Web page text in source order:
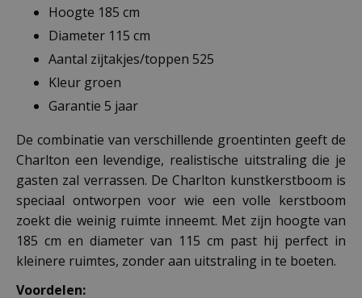
Hoogte 185 cm
Diameter 115 cm
Aantal zijtakjes/toppen 525
Kleur groen
Garantie 5 jaar
De combinatie van verschillende groentinten geeft de
Charlton een levendige, realistische uitstraling die je
gasten zal verrassen. De Charlton kunstkerstboom is
speciaal ontworpen voor wie een volle kerstboom
zoekt die weinig ruimte inneemt. Met zijn hoogte van
185 cm en diameter van 115 cm past hij perfect in
kleinere ruimtes, zonder aan uitstraling in te boeten.
Voordelen: